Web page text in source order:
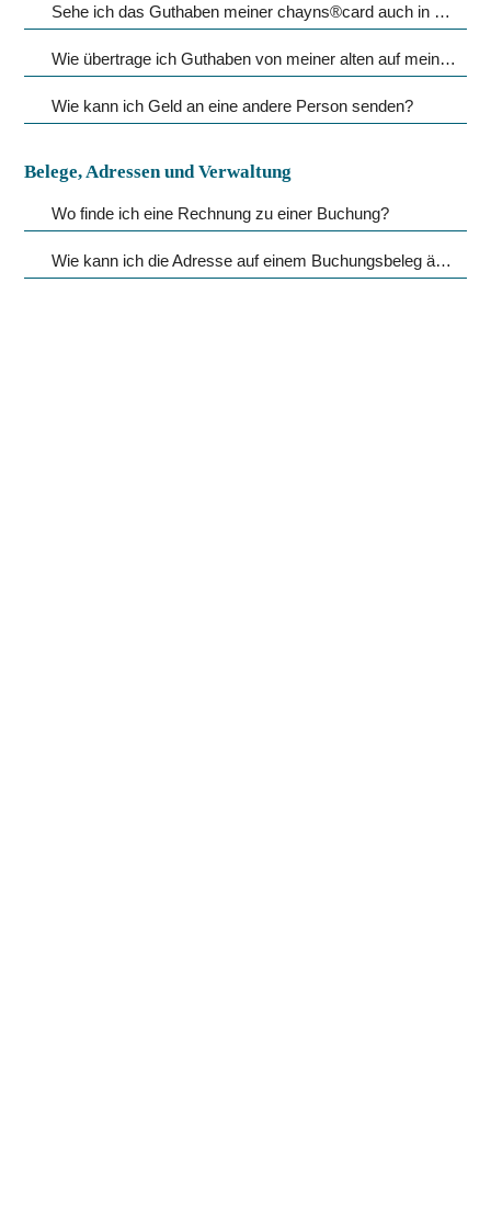
Sehe ich das Guthaben meiner chayns®card auch in meiner ID?
Wie übertrage ich Guthaben von meiner alten auf meine aktuelle chayns®card?
Wie kann ich Geld an eine andere Person senden?
Belege, Adressen und Verwaltung
Wo finde ich eine Rechnung zu einer Buchung?
Wie kann ich die Adresse auf einem Buchungsbeleg ändern?